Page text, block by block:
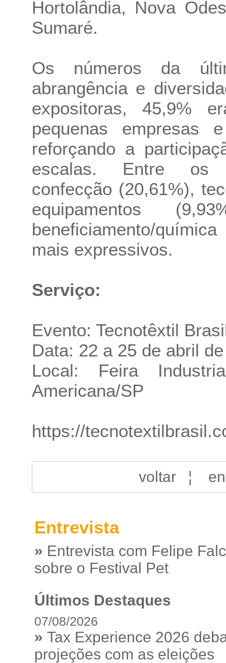
Hortolândia, Nova
Sumaré.
Os números da
abrangência e
expositoras, 45,9%
pequenas empresas
reforçando a
escalas. Entre os
confecção (20,61%),
equipamentos
beneficiamento/
mais expressivos.
Serviço:
Evento: Tecnotêxtil
Data: 22 a 25 de abril
Local: Feira
Americana/SP
https://
voltar¦
Entrevista
» Entrevista com Felipe
sobre o Festival Pet
Últimos Destaques
07/08/2026
» Tax Experience 2026
projeções com as eleições